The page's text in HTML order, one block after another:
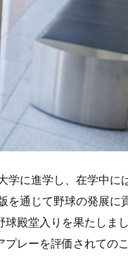
学に進学し、在学中に
を通じて野球の発展に
球殿堂入りを果たしま
プレーを評価されての